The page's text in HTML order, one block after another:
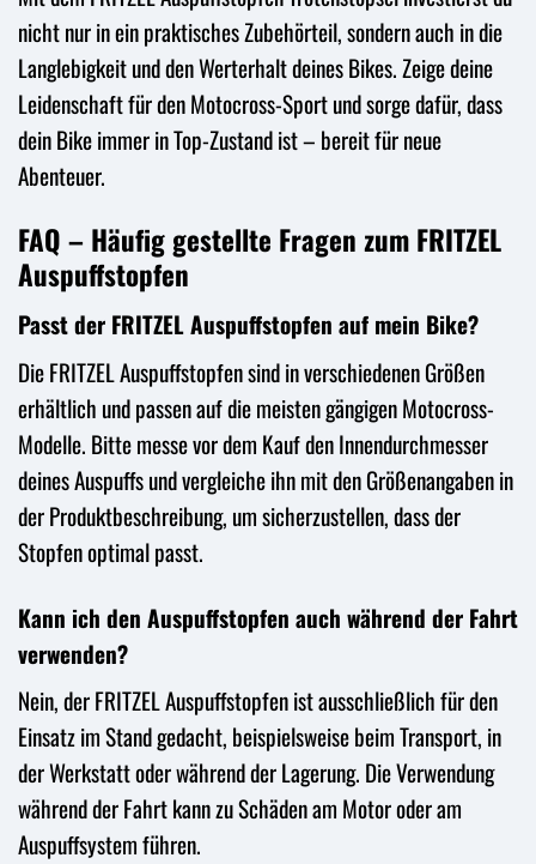
nicht nur in ein praktisches Zubehörteil, sondern auch in die
Langlebigkeit und den Werterhalt deines Bikes. Zeige deine
Leidenschaft für den Motocross-Sport und sorge dafür, dass
dein Bike immer in Top-Zustand ist – bereit für neue
Abenteuer.
FAQ – Häufig gestellte Fragen zum FRITZEL
Auspuffstopfen
Passt der FRITZEL Auspuffstopfen auf mein Bike?
Die FRITZEL Auspuffstopfen sind in verschiedenen Größen
erhältlich und passen auf die meisten gängigen Motocross-
Modelle. Bitte messe vor dem Kauf den Innendurchmesser
deines Auspuffs und vergleiche ihn mit den Größenangaben in
der Produktbeschreibung, um sicherzustellen, dass der
Stopfen optimal passt.
Kann ich den Auspuffstopfen auch während der Fahrt
verwenden?
Nein, der FRITZEL Auspuffstopfen ist ausschließlich für den
Einsatz im Stand gedacht, beispielsweise beim Transport, in
der Werkstatt oder während der Lagerung. Die Verwendung
während der Fahrt kann zu Schäden am Motor oder am
Auspuffsystem führen.